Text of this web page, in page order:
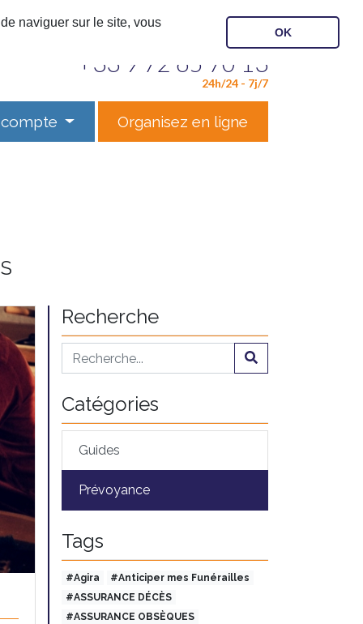
naviguer sur le site, vous
OK
Contactez notre service
+33 9 72 65 70 13
24h/24 - 7j/7
Organisez en ligne
Recherche
Catégories
Guides
Prévoyance
Tags
#Agira
#Anticiper mes Funérailles
#ASSURANCE DÉCÈS
#ASSURANCE OBSÈQUES